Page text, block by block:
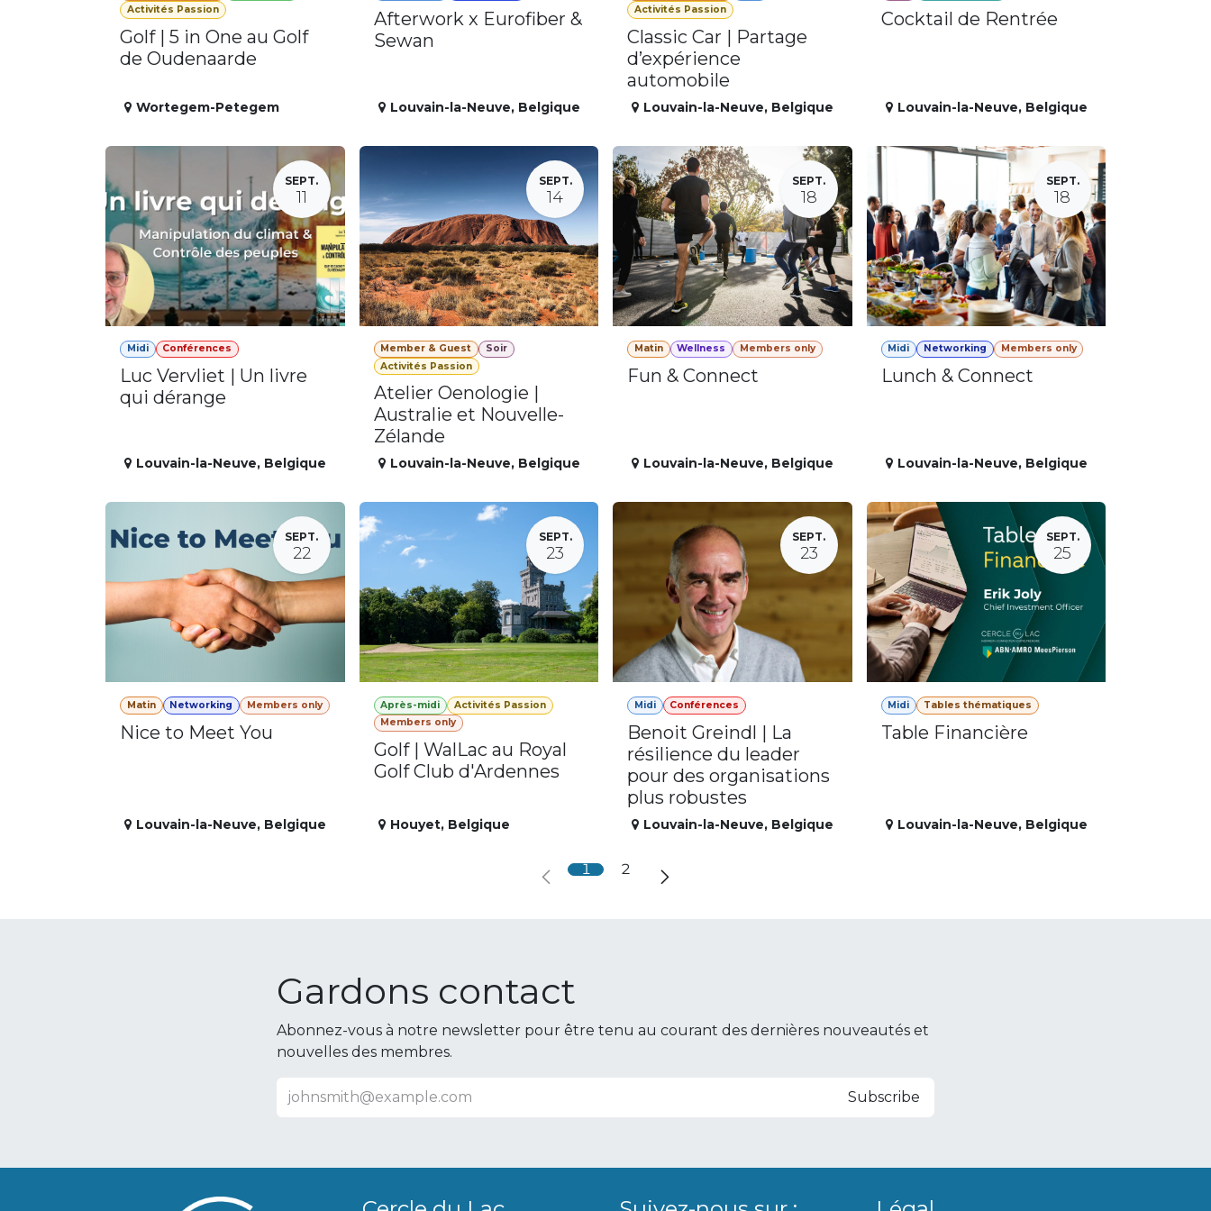
Activités Passion
Golf | 5 in One au Golf
de Oudenaarde
Wortegem-Petegem
Afterwork x Eurofiber &
Sewan
Louvain-la-Neuve, Belgique
Activités Passion
Classic Car | Partage
d’expérience
automobile
Louvain-la-Neuve, Belgique
Cocktail de Rentrée
Louvain-la-Neuve, Belgique
SEPT.
11
Midi Conférences
Luc Vervliet | Un livre
qui dérange
Louvain-la-Neuve, Belgique
SEPT.
14
Member & Guest
Soir
Activités Passion
Atelier Oenologie |
Australie et Nouvelle-
Zélande
Louvain-la-Neuve, Belgique
SEPT.
18
Matin Wellness Members only
Fun & Connect
Louvain-la-Neuve, Belgique
SEPT.
18
Midi Networking Members only
Lunch & Connect
Louvain-la-Neuve, Belgique
SEPT.
22
Matin Networking Members only
Nice to Meet You
Louvain-la-Neuve, Belgique
SEPT.
23
Après-midi
Activités Passion
Members only
Golf | WalLac au Royal
Golf Club d'Ardennes
Houyet, Belgique
SEPT.
23
Midi Conférences
Benoit Greindl | La
résilience du leader
pour des organisations
plus robustes
Louvain-la-Neuve, Belgique
SEPT.
25
Midi Tables thématiques
Table Financière
Louvain-la-Neuve, Belgique
1 2
Gardons contact
Abonnez-vous à notre newsletter pour être tenu au courant des dernières nouveautés et
nouvelles des membres.
Subscribe